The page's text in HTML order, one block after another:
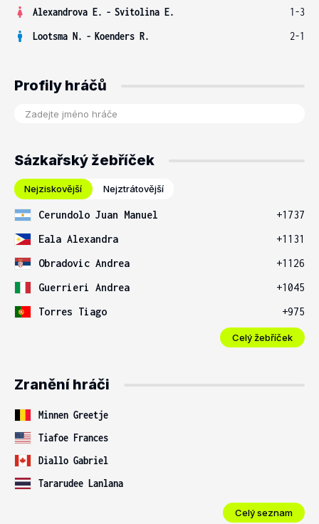
Alexandrova E. - Svitolina E.
1-3
Lootsma N. - Koenders R. 2-1
Profily hráčů
Sázkařský žebříček
Nejziskovější Nejztrátovější
Cerundolo Juan Manuel
+1737
Eala Alexandra
+1131
Obradovic Andrea
+1126
Guerrieri Andrea
+1045
Torres Tiago
+975
Celý žebříček
Zranění hráči
Minnen Greetje
Tiafoe Frances
Diallo Gabriel
Tararudee Lanlana
Celý seznam